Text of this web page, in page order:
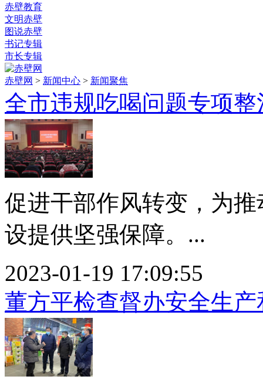
赤壁教育
文明赤壁
图说赤壁
书记专辑
市长专辑
赤壁网 > 新闻中心 > 新闻聚焦
全市违规吃喝问题专项
促进干部作风转变，为
设提供坚强保障。...
2023-01-19 17:09:55
董方平检查督办安全生